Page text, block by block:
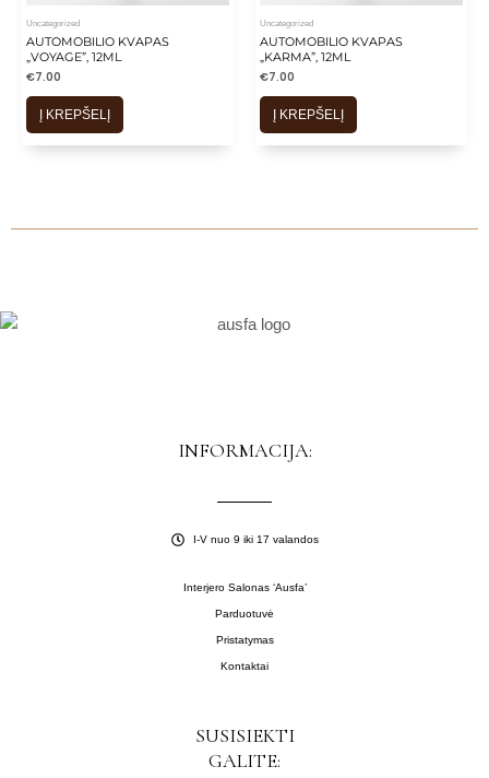
Uncategorized
AUTOMOBILIO KVAPAS
„VOYAGE”, 12ML
€7.00
Į KREPŠELĮ
Uncategorized
AUTOMOBILIO KVAPAS
„KARMA”, 12ML
€7.00
Į KREPŠELĮ
INFORMACIJA:
I-V nuo 9 iki 17 valandos
Interjero Salonas ‘Ausfa’
Parduotuvė
Pristatymas
Kontaktai
SUSISIEKTI
GALITE: